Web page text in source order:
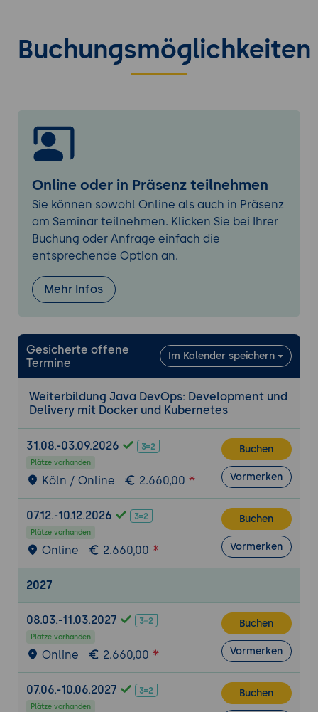
Multi-Stage-Builds zur Optimierung der
Image-Größe nutzen
Kubernetes
Containern mit Kubernetes
Grundsätzlicher Aufbau der Plattform
Deklarativer Ansatz
Objekten
Pod
Deployment, Replica Set
Volume, Volume Claim, Persistent Volume
Claim, Storage Provider
Nodeport, Loadbalancer und Ingress
Namespace
Secret
Config Map
Vorbereitung und Überwachung
Init Container
Readiness und Liveness Probe
Continuous Delivery/Deployment
Motivation für Automatisierung
Abgrenzung Continuous Integration, Delivery,
Deployment
Buchungsmöglichkeiten
Online oder in Präsenz teilnehmen
Sie können sowohl Online als auch in Präsenz
am Seminar teilnehmen. Klicken Sie bei Ihrer
Buchung oder Anfrage einfach die
entsprechende Option an.
Mehr Infos
Gesicherte offene
Termine
Im Kalender speichern
Weiterbildung Java DevOps: Development und
Delivery mit Docker und Kubernetes
31.08.-03.09.2026
Plätze vorhanden
Köln / Online 2.660,00
Buchen
Vormerken
07.12.-10.12.2026
Plätze vorhanden
Online 2.660,00
Buchen
Vormerken
2027
08.03.-11.03.2027
Plätze vorhanden
Online 2.660,00
Buchen
Vormerken
07.06.-10.06.2027
Plätze vorhanden
Buchen